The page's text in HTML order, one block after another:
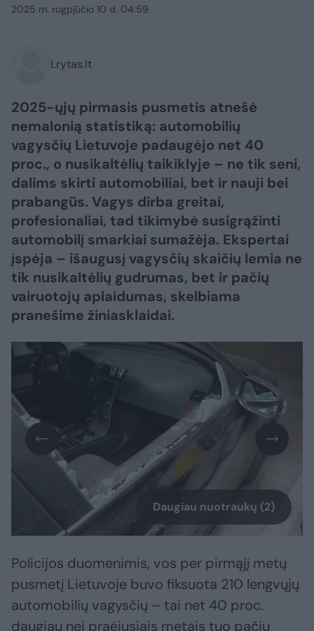
2025 m. rugpjūčio 10 d. 04:59
Lrytas.lt
2025-ųjų pirmasis pusmetis atnešė
nemalonią statistiką: automobilių
vagysčių Lietuvoje padaugėjo net 40
proc., o nusikaltėlių taikiklyje – ne tik seni,
dalims skirti automobiliai, bet ir nauji bei
prabangūs. Vagys dirba greitai,
profesionaliai, tad tikimybė susigrąžinti
automobilį smarkiai sumažėja. Ekspertai
įspėja – išaugusį vagysčių skaičių lemia ne
tik nusikaltėlių gudrumas, bet ir pačių
vairuotojų aplaidumas, skelbiama
pranešime žiniasklaidai.
Daugiau nuotraukų (2)
Policijos duomenimis, vos per pirmąjį metų
pusmetį Lietuvoje buvo fiksuota 210 lengvųjų
automobilių vagysčių – tai net 40 proc.
daugiau nei praėjusiais metais tuo pačiu